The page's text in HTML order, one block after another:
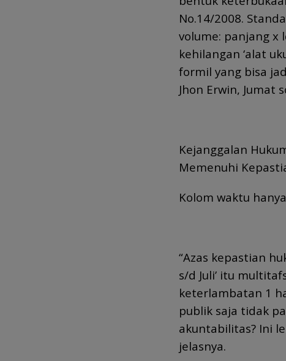
No.14/2008.
volume: panjang x
kehilangan ‘alat
formil yang bisa
Jhon Erwin, Jumat
Kejanggalan
Memenuhi
Kolom waktu
“Azas kepastian
s/d Juli’ itu
keterlambatan 1
publik saja tidak
akuntabilitas? Ini
jelasnya.